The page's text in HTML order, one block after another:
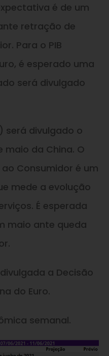
é de um
retração de
Para o PIB
é esperado uma
será divulgado
será divulgado o
maio da China. O
Consumidor é um
mede a evolução
É esperada
maio ante queda
a Decisão
do Euro.
semanal.